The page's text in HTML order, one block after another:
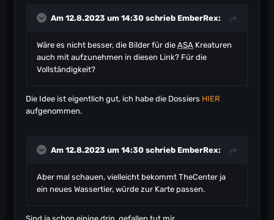
Am 12.8.2023 um 14:30 schrieb EmberRex:
Wäre es nicht besser, die Bilder für die ASA Kreaturen
auch mit aufzunehmen in diesen Link? Für die
Vollständigkeit?
Die Idee ist eigentlich gut, ich habe die Dossiers HIER
aufgenommen.
Am 12.8.2023 um 14:30 schrieb EmberRex:
Aber mal schauen, vielleicht bekommt TheCenter ja
ein neues Wassertier, würde zur Karte passen.